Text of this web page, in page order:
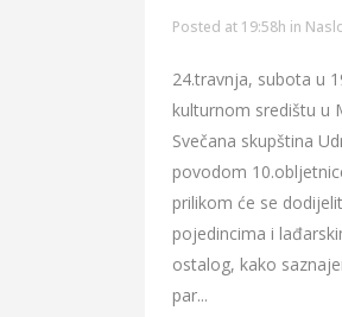
Posted at 19:58h in
24.travnja, subota u
kulturnom središtu u
Svečana skupština
povodom
prilikom će se
pojedincima i
ostalog, kako
par...